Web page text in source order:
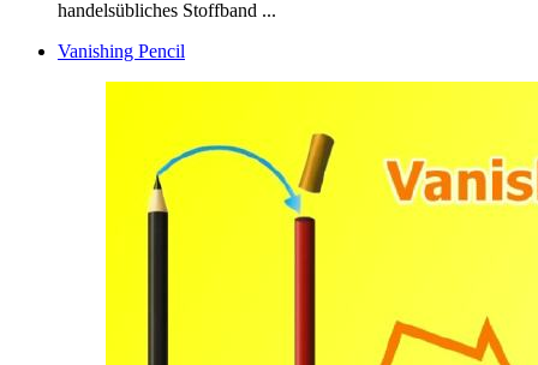
handelsübliches Stoffband ...
Vanishing Pencil